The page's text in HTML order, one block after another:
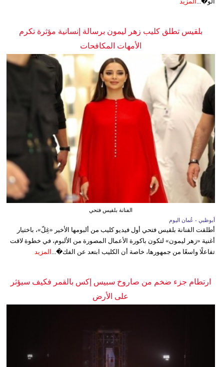
بلقيس تطلق كليب زهر ليمون برسالة إنسانية مؤثرة تكرم
الأمهات المكافحات
الفنانة بلقيس فتحي
أبوظبي - عُمان اليوم
أطلقت الفنانة بلقيس فتحي أول فيديو كليب من ألبومها الأخير «غِلّ»، باختيار
أغنية «زهر ليمون» لتكون باكورة الأعمال المصورة من الألبوم، في خطوة لاقت
تفاعلًا واسعًا من جمهورها، خاصة أن الكليب ابتعد عن الفك�... المزيد
ارتطام جزء ضخم من صاروخ سبيس إكس بالقمر فكيف سيؤثر
على الأرض